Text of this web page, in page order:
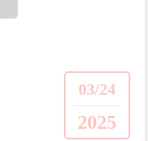
03/24
2025